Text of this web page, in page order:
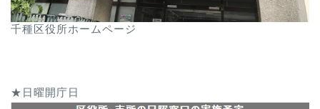
千種区役所ホームページ
★日曜開庁日